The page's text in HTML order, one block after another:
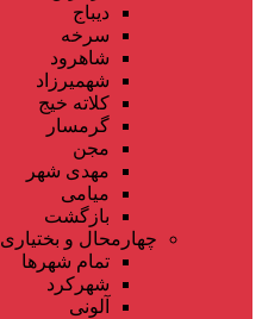
دیباج
سرخه
شاهرود
شهمیرزاد
کلاته خیج
گرمسار
مجن
مهدی شهر
میامی
بازگشت
چهارمحال و بختیاری
تمام شهر‌ها
شهرکرد
آلونی